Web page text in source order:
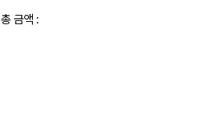
총 금액 :